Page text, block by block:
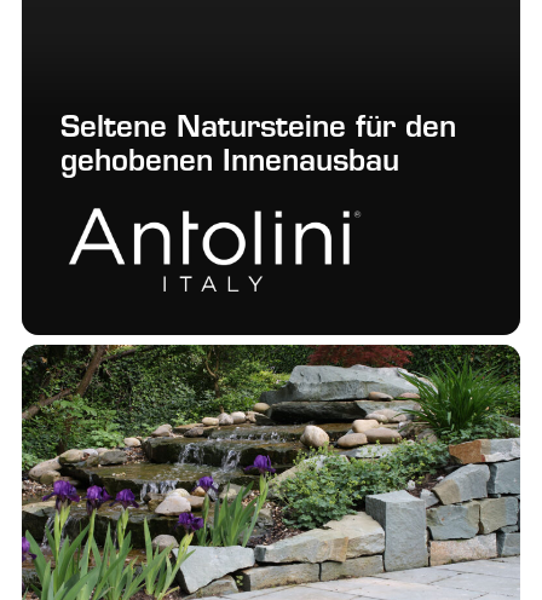
Seltene Natursteine für den
gehobenen Innenausbau